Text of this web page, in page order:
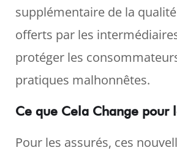
supplémentaire de la
offerts par les
protéger les
pratiques malhonnêtes.
Ce que Cela Change pour
Pour les assurés, ces